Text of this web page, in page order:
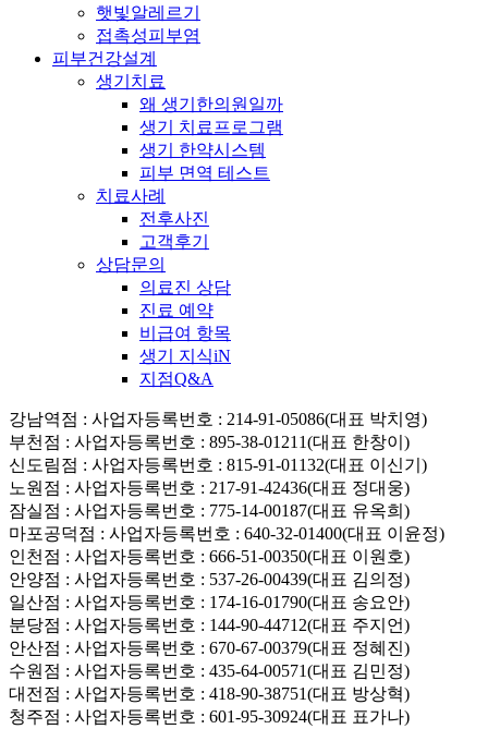
햇빛알레르기
접촉성피부염
피부건강설계
생기치료
왜 생기한의원일까
생기 치료프로그램
생기 한약시스템
피부 면역 테스트
치료사례
전후사진
고객후기
상담문의
의료진 상담
진료 예약
비급여 항목
생기 지식iN
지점Q&A
강남역점 : 사업자등록번호 : 214-91-05086(대표 박치영)
부천점 : 사업자등록번호 : 895-38-01211(대표 한창이)
신도림점 : 사업자등록번호 : 815-91-01132(대표 이신기)
노원점 : 사업자등록번호 : 217-91-42436(대표 정대웅)
잠실점 : 사업자등록번호 : 775-14-00187(대표 유옥희)
마포공덕점 : 사업자등록번호 : 640-32-01400(대표 이윤정)
인천점 : 사업자등록번호 : 666-51-00350(대표 이원호)
안양점 : 사업자등록번호 : 537-26-00439(대표 김의정)
일산점 : 사업자등록번호 : 174-16-01790(대표 송요안)
분당점 : 사업자등록번호 : 144-90-44712(대표 주지언)
안산점 : 사업자등록번호 : 670-67-00379(대표 정혜진)
수원점 : 사업자등록번호 : 435-64-00571(대표 김민정)
대전점 : 사업자등록번호 : 418-90-38751(대표 방상혁)
청주점 : 사업자등록번호 : 601-95-30924(대표 표가나)